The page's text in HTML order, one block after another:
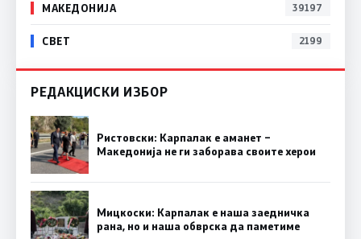
МАКЕДОНИЈА 39197
СВЕТ 2199
РЕДАКЦИСКИ ИЗБОР
Ристовски: Карпалак е аманет –
Македонија не ги заборава своите херои
Мицкоски: Карпалак е наша заедничка
рана, но и наша обврска да паметиме